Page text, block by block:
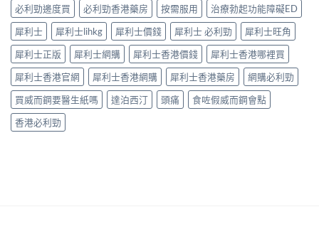
30
分
見
效、
最
長
36
小
時、
正
全
性
整
解
析〉
中
必利勁邊度買 必利勁香港藥房 按需服用
治療勃起功能障礙ED
犀利士
犀利士lihkg 犀利士價錢 犀利士 必利勁
犀利士旺角
犀利士正版
犀利士網購 犀利士香港價錢
犀利士香港哪裡買
犀利士香港官網
犀利士香港網購 犀利士香港藥房
網購必利勁
買威而鋼要醫生紙嗎
達泊西汀 頭痛
食咗假威而鋼會點
香港必利勁